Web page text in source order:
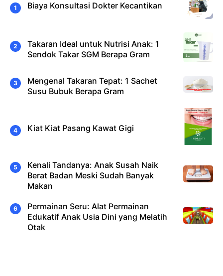
Biaya Konsultasi Dokter Kecantikan
Takaran Ideal untuk Nutrisi Anak: 1
Sendok Takar SGM Berapa Gram
Mengenal Takaran Tepat: 1 Sachet
Susu Bubuk Berapa Gram
Kiat Kiat Pasang Kawat Gigi
Kenali Tandanya: Anak Susah Naik
Berat Badan Meski Sudah Banyak
Makan
Permainan Seru: Alat Permainan
Edukatif Anak Usia Dini yang Melatih
Otak